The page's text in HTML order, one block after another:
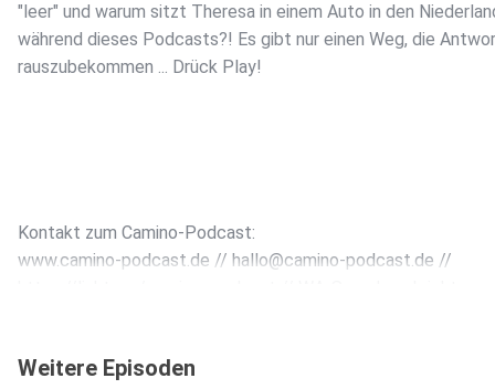
"leer" und warum sitzt Theresa in einem Auto in den
während dieses Podcasts?! Es gibt nur einen Weg, die
rauszubekommen ... Drück Play!
Kontakt zum Camino-Podcast: ⁠⁠⁠⁠
⁠www.camino-podcast.de⁠ // ⁠hallo@camino-podcast.de⁠⁠⁠⁠⁠⁠ //
Weitere Episoden